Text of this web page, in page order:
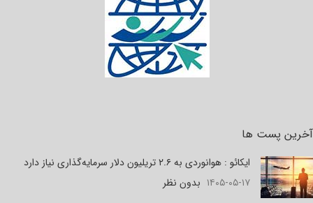
آخرین پست ها
ایکائو : هوانوردی به ۲.۶ تریلیون دلار سرمایه‌گذاری نیاز دارد
۱۴۰۵-۰۵-۱۷ بدون نظر